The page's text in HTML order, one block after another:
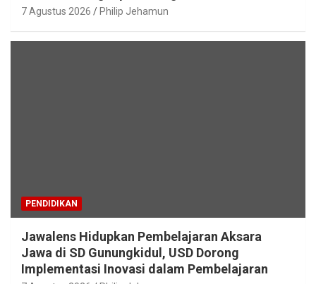
7 Agustus 2026 Philip Jehamun
PENDIDIKAN
Jawalens Hidupkan Pembelajaran Aksara
Jawa di SD Gunungkidul, USD Dorong
Implementasi Inovasi dalam Pembelajaran